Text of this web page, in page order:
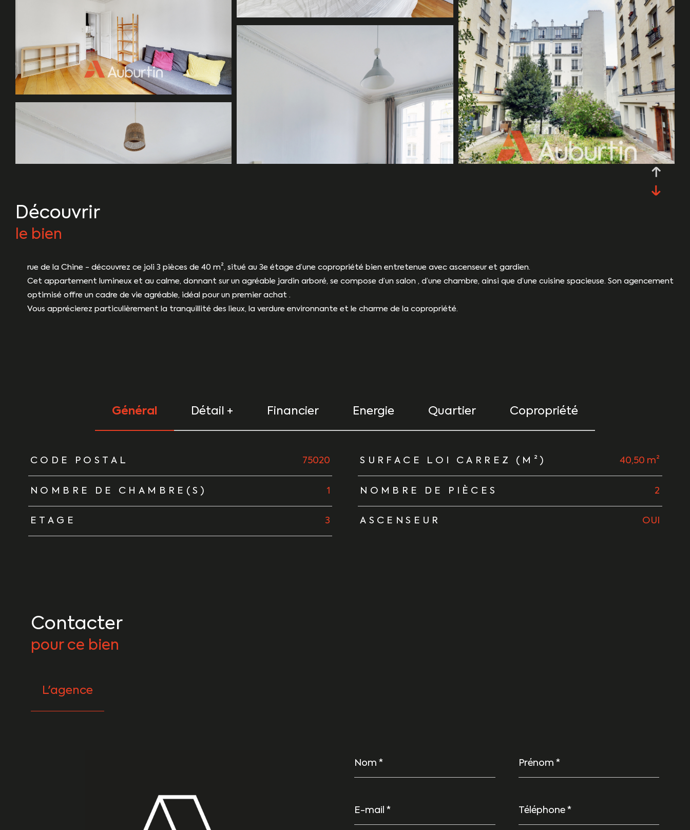
découvrir
le bien
rue de la Chine - découvrez ce joli 3 pièces de 40 m², situé au 3e étage d’une copropriété bien entretenue avec ascenseur et gardien.
Cet appartement lumineux et au calme, donnant sur un agréable jardin arboré, se compose d’un salon , d’une chambre, ainsi que d’une cuisine spacieuse. Son agencement
optimisé offre un cadre de vie agréable, idéal pour un premier achat .
Vous apprécierez particulièrement la tranquillité des lieux, la verdure environnante et le charme de la copropriété.
Général Détail + Financier Energie Quartier Copropriété
TRAD_ZEPHYR_Caracteristique
CODE POSTAL 75020 SURFACE LOI CARREZ (M²) 40,50 m²
NOMBRE DE CHAMBRE(S) 1 NOMBRE DE PIÈCES 2
ETAGE 3 ASCENSEUR OUI
Contacter
pour ce bien
L'agence
*
*
mail
*